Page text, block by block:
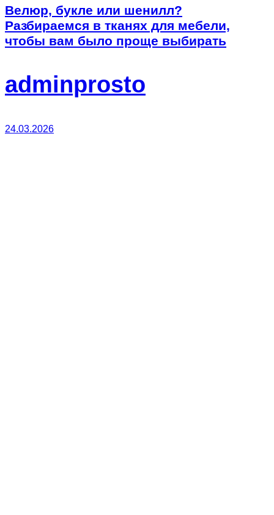
Велюр, букле или шенилл?
Разбираемся в тканях для мебели,
чтобы вам было проще выбирать
adminprosto
24.03.2026